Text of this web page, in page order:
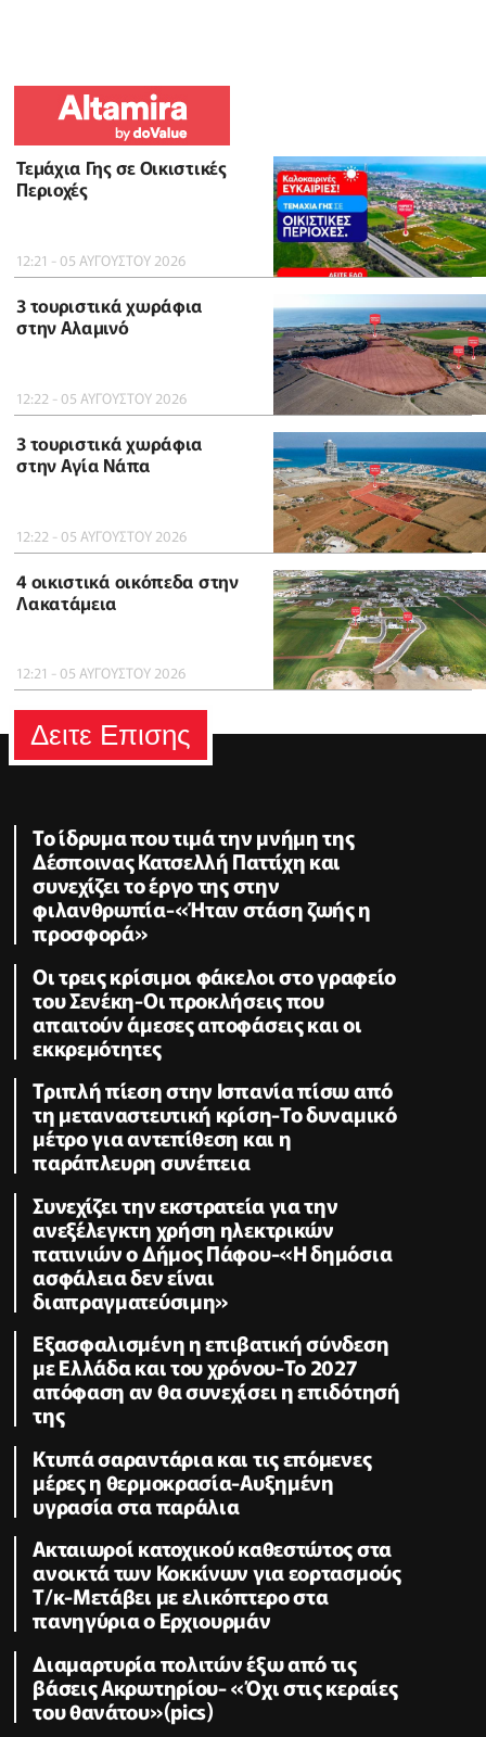
Τεμάχια Γης σε Οικιστικές
Περιοχές
12:21 - 05 ΑΥΓΟΥΣΤΟΥ 2026
3 τουριστικά χωράφια
στην Αλαμινό
12:22 - 05 ΑΥΓΟΥΣΤΟΥ 2026
3 τουριστικά χωράφια
στην Αγία Νάπα
12:22 - 05 ΑΥΓΟΥΣΤΟΥ 2026
4 οικιστικά οικόπεδα στην
Λακατάμεια
12:21 - 05 ΑΥΓΟΥΣΤΟΥ 2026
Δειτε Επισης
Το ίδρυμα που τιμά την μνήμη της
Δέσποινας Κατσελλή Παττίχη και
συνεχίζει το έργο της στην
φιλανθρωπία-«Ήταν στάση ζωής η
προσφορά»
Οι τρεις κρίσιμοι φάκελοι στο γραφείο
του Σενέκη-Οι προκλήσεις που
απαιτούν άμεσες αποφάσεις και οι
εκκρεμότητες
Τριπλή πίεση στην Ισπανία πίσω από
τη μεταναστευτική κρίση-Το δυναμικό
μέτρο για αντεπίθεση και η
παράπλευρη συνέπεια
Συνεχίζει την εκστρατεία για την
ανεξέλεγκτη χρήση ηλεκτρικών
πατινιών ο Δήμος Πάφου-«Η δημόσια
ασφάλεια δεν είναι
διαπραγματεύσιμη»
Εξασφαλισμένη η επιβατική σύνδεση
με Ελλάδα και του χρόνου-Το 2027
απόφαση αν θα συνεχίσει η επιδότησή
της
Κτυπά σαραντάρια και τις επόμενες
μέρες η θερμοκρασία-Αυξημένη
υγρασία στα παράλια
Ακταιωροί κατοχικού καθεστώτος στα
ανοικτά των Κοκκίνων για εορτασμούς
Τ/κ-Μετάβει με ελικόπτερο στα
πανηγύρια ο Ερχιουρμάν
Διαμαρτυρία πολιτών έξω από τις
βάσεις Ακρωτηρίου- «Όχι στις κεραίες
του θανάτου»(pics)